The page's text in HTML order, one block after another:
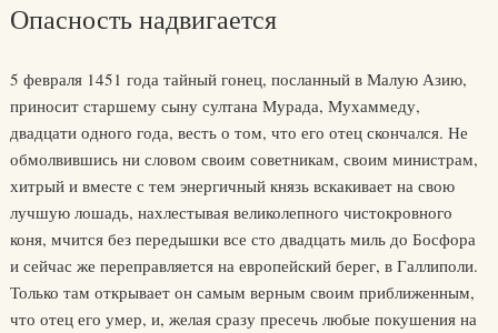
Опасность надвигается
5 февраля 1451 года тайный гонец, посланный в Малую Азию,
приносит старшему сыну султана Мурада, Мухаммеду,
двадцати одного года, весть о том, что его отец скончался. Не
обмолвившись ни словом своим советникам, своим министрам,
хитрый и вместе с тем энергичный князь вскакивает на свою
лучшую лошадь, нахлестывая великолепного чистокровного
коня, мчится без передышки все сто двадцать миль до Босфора
и сейчас же переправляется на европейский берег, в Галлиполи.
Только там открывает он самым верным своим приближенным,
что отец его умер, и, желая сразу пресечь любые покушения на